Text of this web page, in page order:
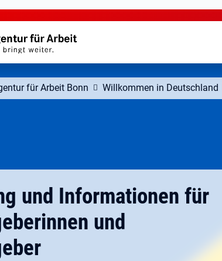
für Arbeit Bonn Willkommen in Deutschland
und Informationen für
und